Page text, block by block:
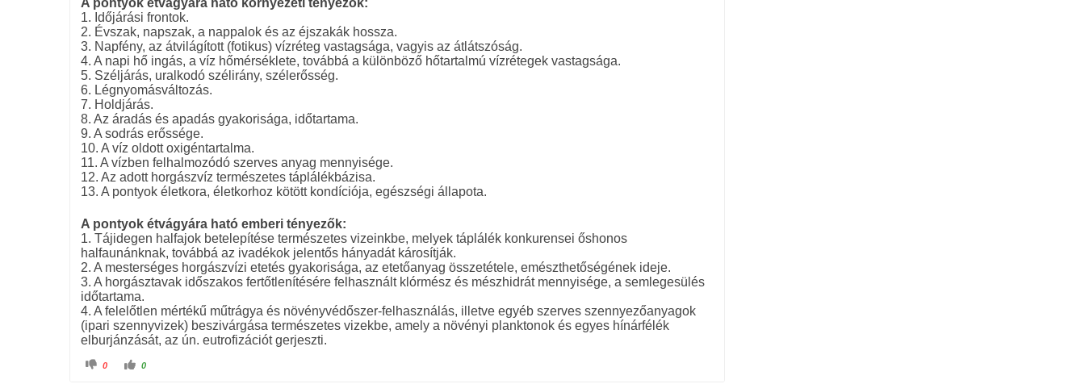
1. Időjárási frontok.
2. Évszak, napszak, a nappalok és az éjszakák hossza.
3. Napfény, az átvilágított (fotikus) vízréteg vastagsága, vagyis az átlátszóság.
4. A napi hő ingás, a víz hőmérséklete, továbbá a különböző hőtartalmú vízrétegek vastagsága.
5. Széljárás, uralkodó szélirány, szélerősség.
6. Légnyomásváltozás.
7. Holdjárás.
8. Az áradás és apadás gyakorisága, időtartama.
9. A sodrás erőssége.
10. A víz oldott oxigéntartalma.
11. A vízben felhalmozódó szerves anyag mennyisége.
12. Az adott horgászvíz természetes táplálékbázisa.
13. A pontyok életkora, életkorhoz kötött kondíciója, egészségi állapota.
A pontyok étvágyára ható emberi tényezők:
1. Tájidegen halfajok betelepítése természetes vizeinkbe, melyek táplálék konkurensei őshonos
halfaunánknak, továbbá az ivadékok jelentős hányadát károsítják.
2. A mesterséges horgászvízi etetés gyakorisága, az etetőanyag összetétele, emészthetőségének ideje.
3. A horgásztavak időszakos fertőtlenítésére felhasznált klórmész és mészhidrát mennyisége, a semlegesülés
időtartama.
4. A felelőtlen mértékű műtrágya és növényvédőszer-felhasználás, illetve egyéb szerves szennyezőanyagok
(ipari szennyvizek) beszivárgása természetes vizekbe, amely a növényi planktonok és egyes hínárfélék
elburjánzását, az ún. eutrofizációt gerjeszti.
C 0
C 0